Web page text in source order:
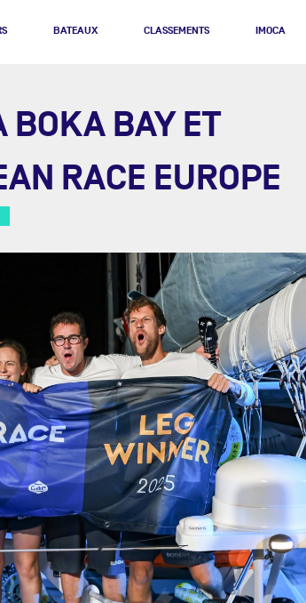
BATEAUX CLASSEMENTS IMOCA
BOKA BAY ET
RACE EUROPE